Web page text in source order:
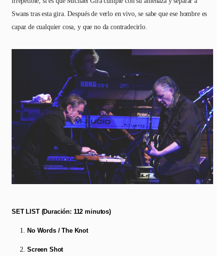
Swans tras esta gira. Después de verlo en vivo, se sabe que ese hombre es
capaz de cualquier cosa, y que no da contradecirlo.
SET LIST (Duración: 112 minutos)
No Words / The Knot
Screen Shot